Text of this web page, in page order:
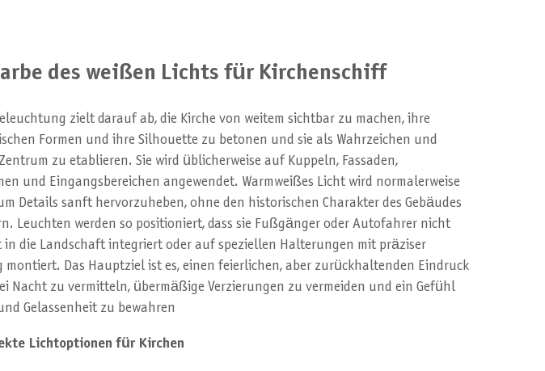
des weißen Lichts für Kirchenschiff
zielt darauf ab, die Kirche von weitem sichtbar zu machen, ihre
Formen und ihre Silhouette zu betonen und sie als Wahrzeichen und
zu etablieren. Sie wird üblicherweise auf Kuppeln, Fassaden,
und Eingangsbereichen angewendet. Warmweißes Licht wird normalerweise
Details sanft hervorzuheben, ohne den historischen Charakter des Gebäudes
Leuchten werden so positioniert, dass sie Fußgänger oder Autofahrer nicht
in die Landschaft integriert oder auf speziellen Halterungen mit präziser
montiert. Das Hauptziel ist es, einen feierlichen, aber zurückhaltenden Eindruck
Nacht zu vermitteln, übermäßige Verzierungen zu vermeiden und ein Gefühl
Gelassenheit zu bewahren
Lichtoptionen für Kirchen